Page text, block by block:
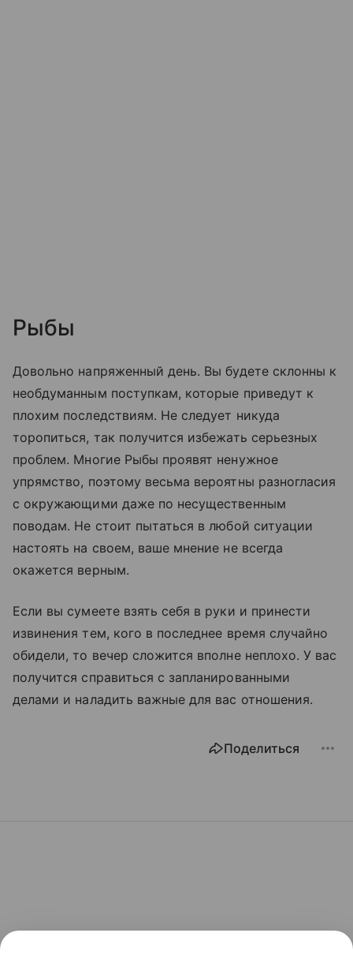
Рыбы
Довольно напряженный день. Вы будете склонны к
необдуманным поступкам, которые приведут к
плохим последствиям. Не следует никуда
торопиться, так получится избежать серьезных
проблем. Многие Рыбы проявят ненужное
упрямство, поэтому весьма вероятны разногласия
с окружающими даже по несущественным
поводам. Не стоит пытаться в любой ситуации
настоять на своем, ваше мнение не всегда
окажется верным.
Если вы сумеете взять себя в руки и принести
извинения тем, кого в последнее время случайно
обидели, то вечер сложится вполне неплохо. У вас
получится справиться с запланированными
делами и наладить важные для вас отношения.
Поделиться